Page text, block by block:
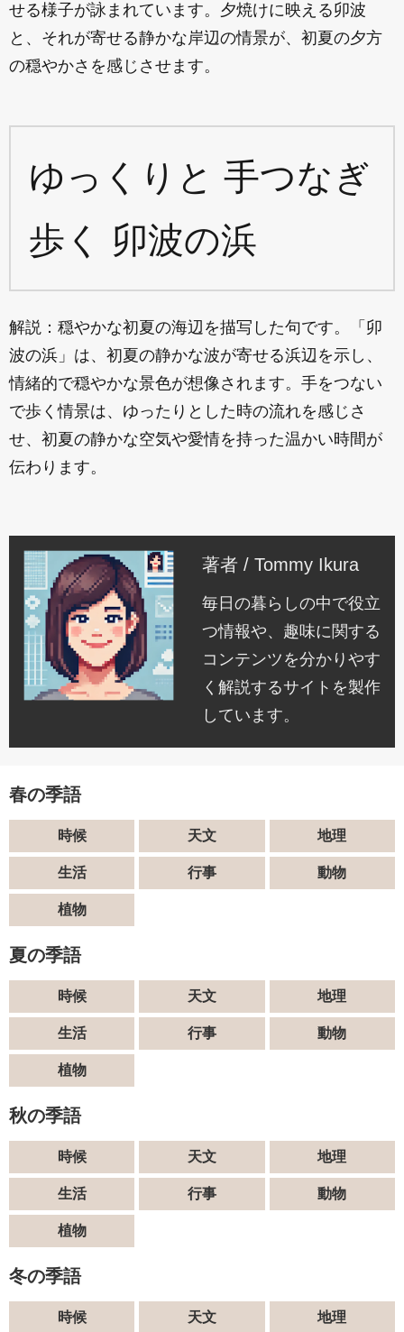
せる様子が詠まれています。夕焼けに映える卯波
と、それが寄せる静かな岸辺の情景が、初夏の夕方
の穏やかさを感じさせます。
ゆっくりと 手つなぎ
歩く 卯波の浜
解説：穏やかな初夏の海辺を描写した句です。「卯
波の浜」は、初夏の静かな波が寄せる浜辺を示し、
情緒的で穏やかな景色が想像されます。手をつない
で歩く情景は、ゆったりとした時の流れを感じさ
せ、初夏の静かな空気や愛情を持った温かい時間が
伝わります。
著者 / Tommy Ikura
毎日の暮らしの中で役立
つ情報や、趣味に関する
コンテンツを分かりやす
く解説するサイトを製作
しています。
春の季語
時候 天文 地理
生活 行事 動物
植物
夏の季語
時候 天文 地理
生活 行事 動物
植物
秋の季語
時候 天文 地理
生活 行事 動物
植物
冬の季語
時候 天文 地理